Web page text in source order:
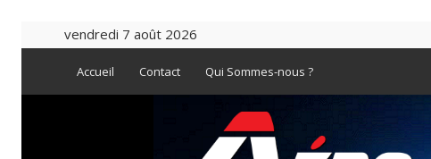
vendredi 7 août 2026
Accueil Contact Qui Sommes-nous ?